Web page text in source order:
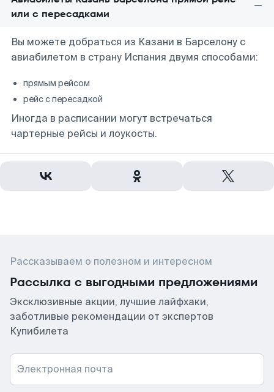
или с пересадками
Вы можете добраться из Казани в Барселону с
авиабилетом в страну Испания двумя способами:
прямым рейсом
рейс с пересадкой
Иногда в расписании могут встречаться
чартерные рейсы и лоукосты.
Рассказываем о полезном и интересном
Рассылка с выгодными предложениями
Эксклюзивные акции, лучшие лайфхаки,
заботливые рекомендации от экспертов
Купибилета
Электронная почта